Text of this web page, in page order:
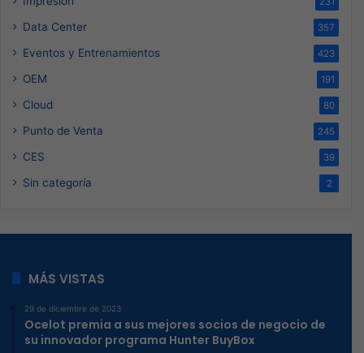
Data Center 357
Eventos y Entrenamientos 423
OEM 191
Cloud 80
Punto de Venta 245
CES 39
Sin categoría 2
MÁS VISTAS
29 de diciembre de 2023
Ocelot premia a sus mejores socios de negocio de
su innovador programa Hunter BuyBox